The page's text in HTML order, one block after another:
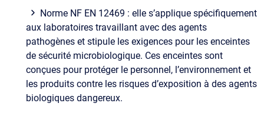
Norme NF EN 12469 : elle s’applique spécifiquement
aux laboratoires travaillant avec des agents
pathogènes et stipule les exigences pour les enceintes
de sécurité microbiologique. Ces enceintes sont
conçues pour protéger le personnel, l’environnement et
les produits contre les risques d’exposition à des agents
biologiques dangereux.